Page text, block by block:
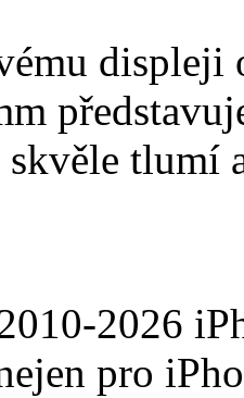
displeji
tlumí
2026
pro